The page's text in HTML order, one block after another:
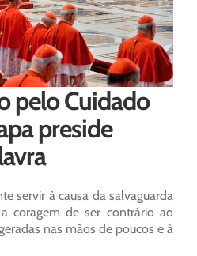
pelo Cuidado
preside
servir à causa da salvaguarda
coragem de ser contrário ao
nas mãos de poucos e à